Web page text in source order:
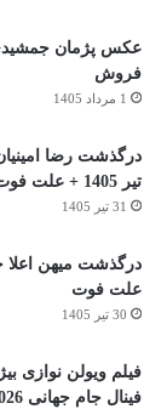
عکس پژمان
فروش
1 مرداد 1405
تیر 1405 + علت فوت
31 تیر 1405
درگذشت میهن اعلا
علت فوت
30 تیر 1405
فیلم ویولن نوازی
فینال جام جهانی 2026